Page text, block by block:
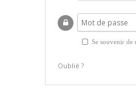
Se souvenir de
Oublié ?